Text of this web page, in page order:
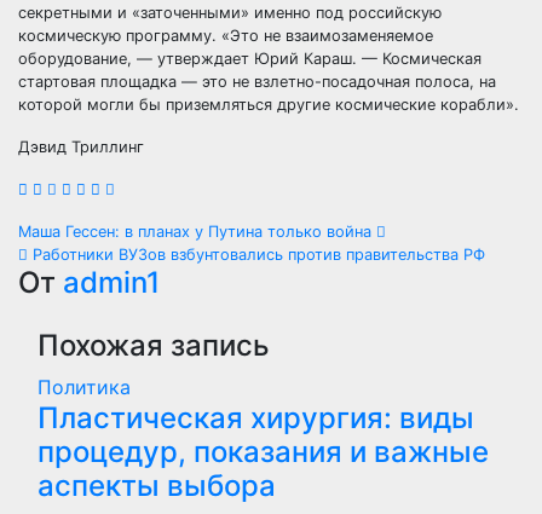
секретными и «заточенными» именно под российскую
космическую программу. «Это не взаимозаменяемое
оборудование, — утверждает Юрий Караш. — Космическая
стартовая площадка — это не взлетно-посадочная полоса, на
которой могли бы приземляться другие космические корабли».
Дэвид Триллинг
Навигация
по
записям
Маша Гессен: в планах у Путина только война
Работники ВУЗов взбунтовались против правительства РФ
От admin1
Похожая запись
Политика
Пластическая хирургия: виды
процедур, показания и важные
аспекты выбора